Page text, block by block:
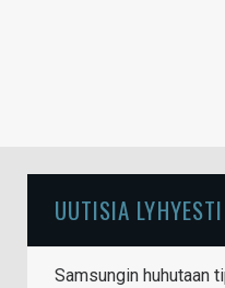
UUTISIA LYHYESTI
Samsungin huhutaan